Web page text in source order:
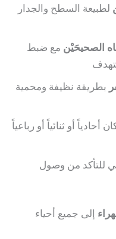
لطبيعة السطح والجدار
الصحيحَيْن مع ضبط
بطريقة نظيفة ومحمية
أحادياً أو ثنائياً أو رباعياً
للتأكد من وصول
إلى جميع أحياء